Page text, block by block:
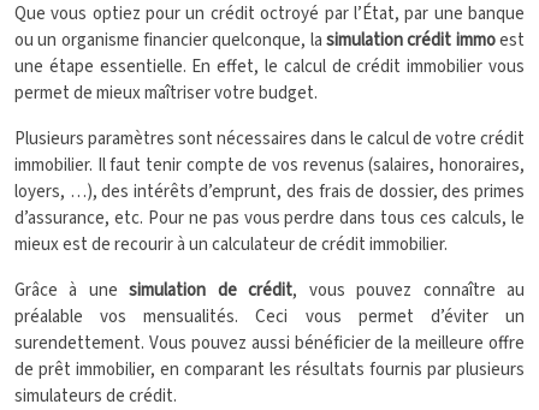
Que vous optiez pour un crédit octroyé par l’État, par une banque
ou un organisme financier quelconque, lasimulation crédit immoest
une étape essentielle. En effet, le calcul de crédit immobilier vous
permet de mieux maîtriser votre budget.
Plusieurs paramètres sont nécessaires dans le calcul de votre crédit
immobilier. Il faut tenir compte de vos revenus (salaires, honoraires,
loyers, …), des intérêts d’emprunt, des frais de dossier, des primes
d’assurance, etc. Pour ne pas vous perdre dans tous ces calculs, le
mieux est de recourir à un calculateur de crédit immobilier.
Grâce à unesimulation de crédit, vous pouvez connaître au
préalable vos mensualités. Ceci vous permet d’éviter un
surendettement. Vous pouvez aussi bénéficier de la meilleure offre
de prêt immobilier, en comparant les résultats fournis par plusieurs
simulateurs de crédit.